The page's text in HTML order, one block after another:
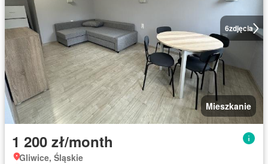
6zdjęcia
Mieszkanie
1 200 zł/month
Gliwice, Śląskie